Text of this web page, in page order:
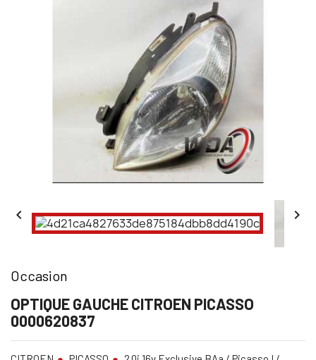
 
Occasion
OPTIQUE GAUCHE CITROEN PICASSO
0000620837